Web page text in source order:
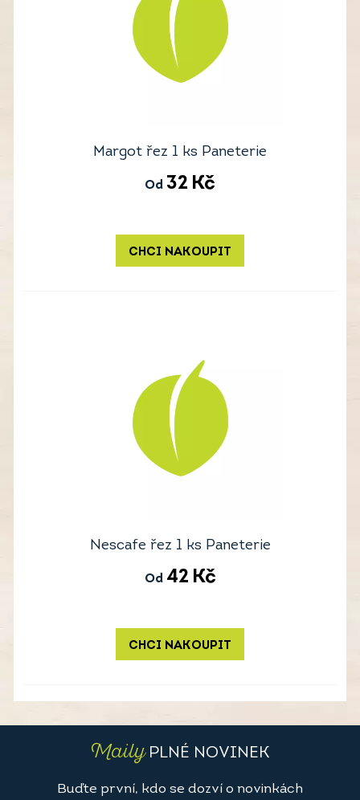
Margot řez 1 ks Paneterie
Od 32 Kč
CHCI NAKOUPIT
Nescafe řez 1 ks Paneterie
Od 42 Kč
CHCI NAKOUPIT
MailyPLNÉ NOVINEK
Buďte první, kdo se dozví o novinkách